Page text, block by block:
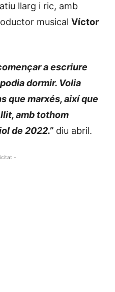
llarg i ric, amb
musical Víctor
a escriure
dormir. Volia
que marxés, així que
amb tothom
de 2022.” diu abril.
-